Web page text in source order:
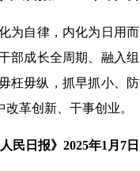
为自律，内化为日用而
部成长全周期、融入组
枉毋纵，抓早抓小、防
革创新、干事创业。
民日报》2025年1月7日